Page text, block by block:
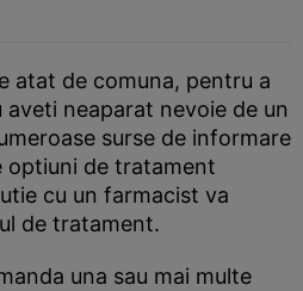
atat de comuna, pentru a
neaparat nevoie de un
surse de informare
optiuni de tratament
cu un farmacist va
de tratament.
una sau mai multe